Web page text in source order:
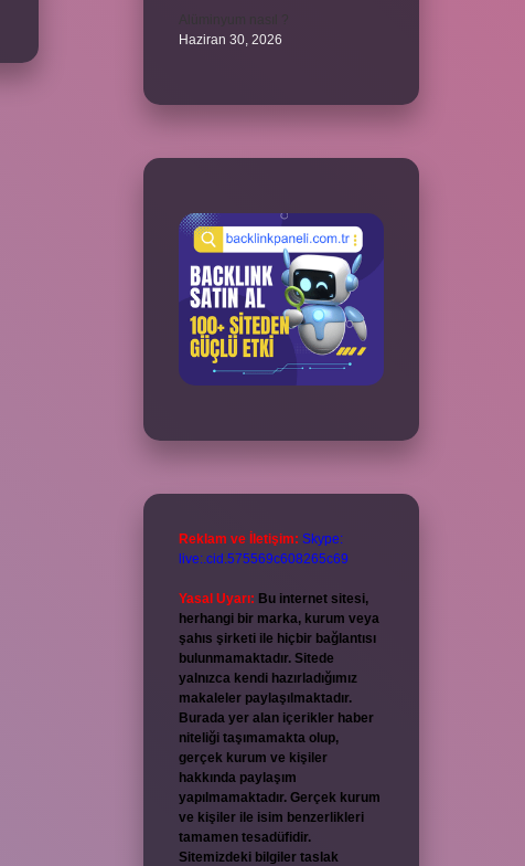
Haziran 30, 2026
Reklam ve İletişim: Skype:
live:.cid.575569c608265c69
Yasal Uyarı: Bu internet sitesi,
herhangi bir marka, kurum veya
şahıs şirketi ile hiçbir bağlantısı
bulunmamaktadır. Sitede
yalnızca kendi hazırladığımız
makaleler paylaşılmaktadır.
Burada yer alan içerikler haber
niteliği taşımamakta olup,
gerçek kurum ve kişiler
hakkında paylaşım
yapılmamaktadır. Gerçek kurum
ve kişiler ile isim benzerlikleri
tamamen tesadüfidir.
Sitemizdeki bilgiler taslak